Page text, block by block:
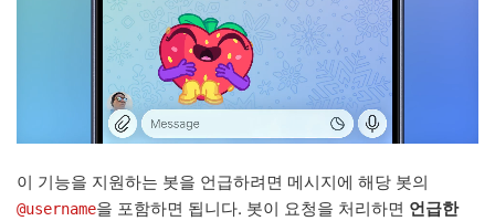
이 기능을 지원하는 봇을 언급하려면 메시지에 해당 봇의
@username을 포함하면 됩니다. 봇이 요청을 처리하면 언급한